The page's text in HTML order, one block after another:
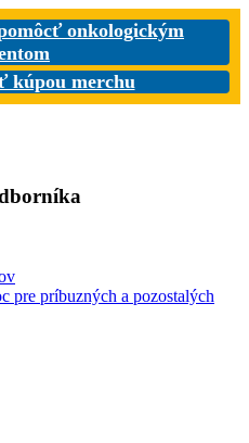
onkologickým
kúpou merchu
pre príbuzných a pozostalých